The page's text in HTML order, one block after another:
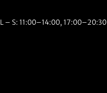
L – S: 11:00–14:00, 17:00–20:30